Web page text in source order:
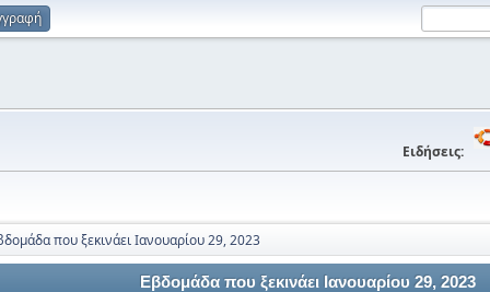
Ειδήσεις:
που ξεκινάει Ιανουαρίου 29, 2023
Εβδομάδα που ξεκινάει Ιανουαρίου 29, 2023